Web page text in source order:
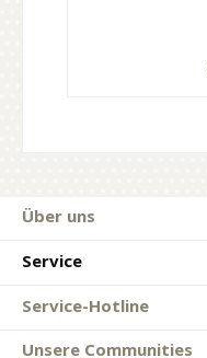
Über uns
Service
Service-Hotline
Unsere Communities